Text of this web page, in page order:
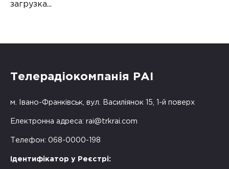
загрузка...
Телерадіокомпанія РАІ
м. Івано-Франківськ, вул. Василіянок 15, 1-й поверх
Електронна адреса: rai@trkrai.com
Телефон: 068-0000-198
Ідентифікатор у Реєстрі: